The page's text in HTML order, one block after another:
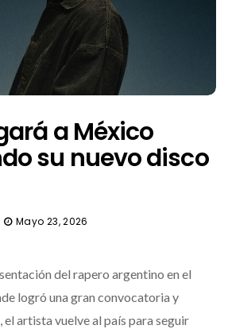
a México
su nuevo disco
Mayo 23, 2026
del rapero argentino en el
logró una gran convocatoria y
artista vuelve al país para seguir